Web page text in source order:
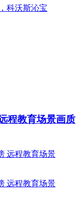
程教育场景画质